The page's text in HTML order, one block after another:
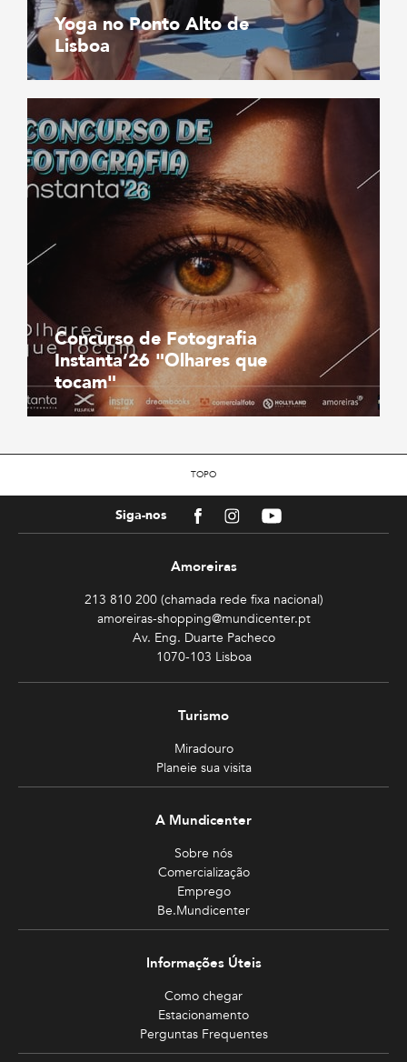
Yoga no Ponto Alto de
Lisboa
Concurso de Fotografia
Instanta’26 "Olhares que
tocam"
TOPO
Siga-nos FacebookInstagramYoutube
Amoreiras
213 810 200 (chamada rede fixa nacional)
amoreiras-shopping@mundicenter.pt
Av. Eng. Duarte Pacheco
1070-103 Lisboa
Turismo
Miradouro
Planeie sua visita
A Mundicenter
Sobre nós
Comercialização
Emprego
Be.Mundicenter
Informações Úteis
Como chegar
Estacionamento
Perguntas Frequentes